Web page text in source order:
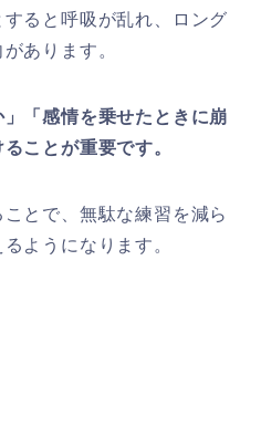
ると呼吸が乱れ、ロング
あります。
「感情を乗せたときに崩
ことが重要です。
とで、無駄な練習を減ら
ようになります。